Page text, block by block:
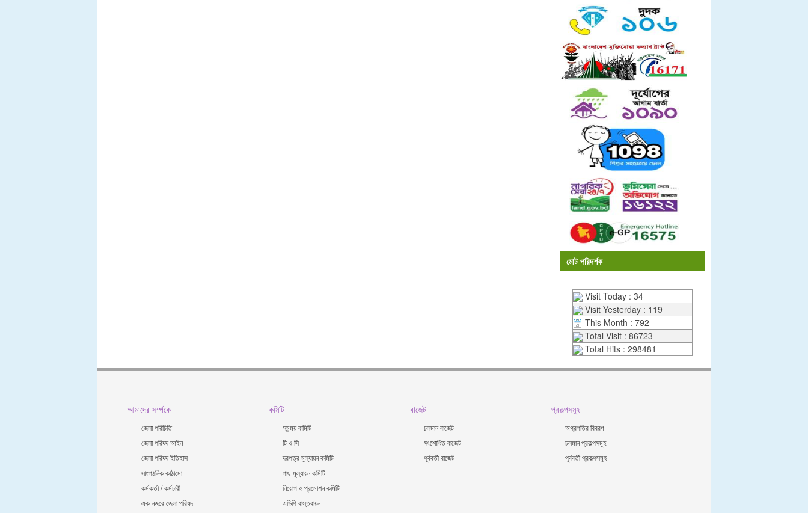
মোট পরিদর্শক
Visit Today : 34
Visit Yesterday : 119
This Month : 792
Total Visit : 86723
Total Hits : 298481
আমাদের সর্ম্পকে
জেলা পরিচিতি
জেলা পরিষদ আইন
জেলা পরিষদ ইতিহাস
সাংগঠনিক কাঠামো
কর্মকর্তা / কর্মচারী
এক নজরে জেলা পরিষদ
কমিটি
সমন্ময় কমিটি
টি ও সি
দরপত্র মূল্যায়ন কমিটি
গাছ মূল্যায়ন কমিটি
নিয়োগ ও প্রমোশন কমিটি
এডিপি বাস্তবায়ন
বাজেট
চলমান বাজেট
সংশোধিত বাজেট
পূর্ববর্তী বাজেট
প্রকল্পসমূহ
অগ্রগতির বিবরণ
চলমান প্রকল্পসমূহ
পূর্ববর্তী প্রকল্পসমূহ